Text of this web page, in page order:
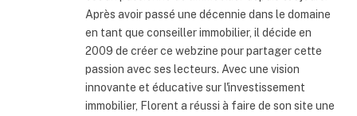
Après avoir passé une décennie dans le domaine
en tant que conseiller immobilier, il décide en
2009 de créer ce webzine pour partager cette
passion avec ses lecteurs. Avec une vision
innovante et éducative sur l'investissement
immobilier, Florent a réussi à faire de son site une